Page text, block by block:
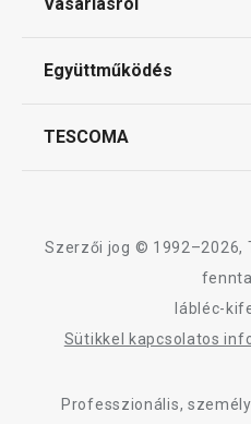
Gyakori kérdések
Reklamáció és
Együttműködés
TESCOMA
Adatkezelési Tájékoztató
Szerzői jog © 1992–2026,
lábléc-
Sütikkel kapcsolatos
Professzionális,